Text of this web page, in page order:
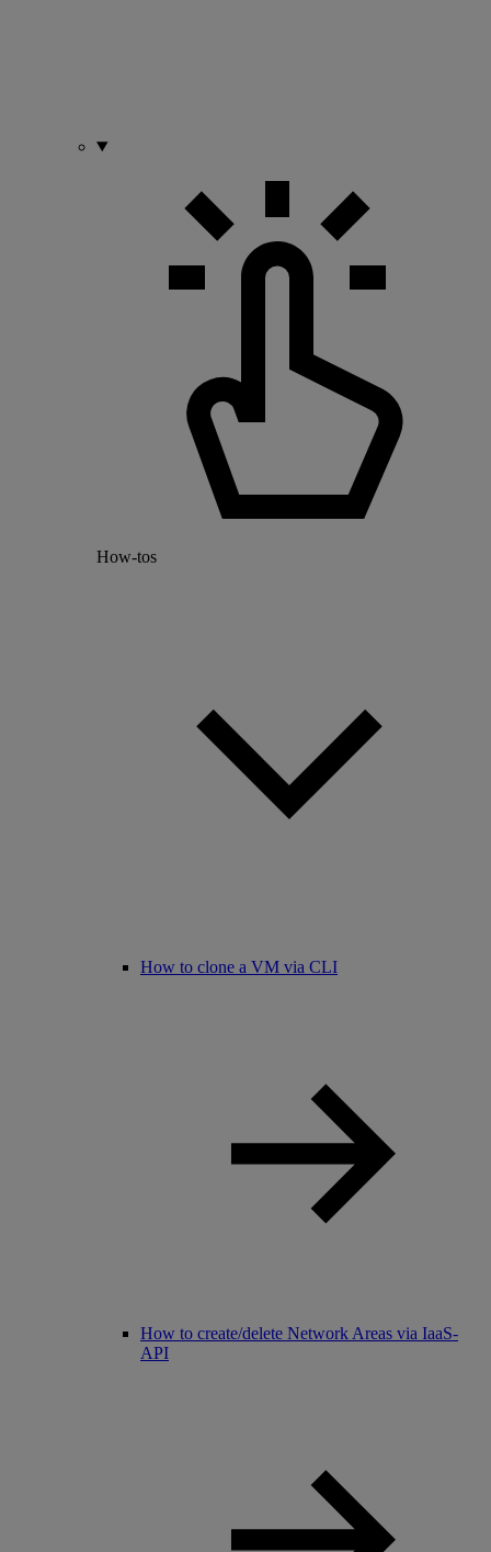
How-tos
How to clone a VM via CLI
How to create/delete Network Areas via IaaS-
API